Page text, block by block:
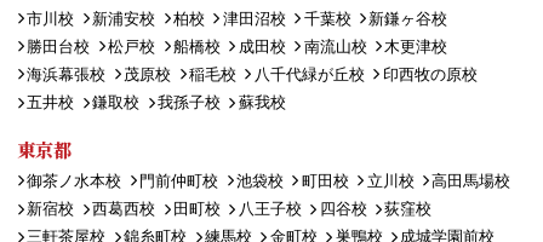
市川校 新浦安校 柏校 津田沼校 千葉校
新鎌ヶ谷校
勝田台校
松戸校 船橋校 成田校 南流山校
木更津校
海浜幕張校
茂原校 稲毛校 八千代緑が丘校
印西牧の原校
五井校
鎌取校 我孫子校 蘇我校
東京都
御茶ノ水本校 門前仲町校 池袋校 町田校 立川校
高田馬場校
新宿校
西葛西校 田町校 八王子校 四谷校
荻窪校
三軒茶屋校
錦糸町校 練馬校 金町校 巣鴨校
成城学園前校